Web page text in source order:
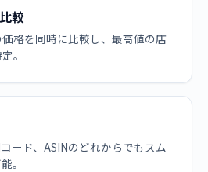
較
価格を同時に比較し、最高値の店
。
ード、ASINのどれからでもスム
。